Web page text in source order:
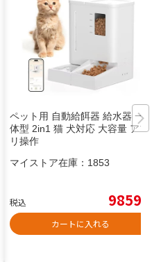
ペット用 自動給餌器 給水器 一
体型 2in1 猫 犬対応 大容量 アプ
リ操作
マイストア在庫： 1853
税込 9859
カートに入れる